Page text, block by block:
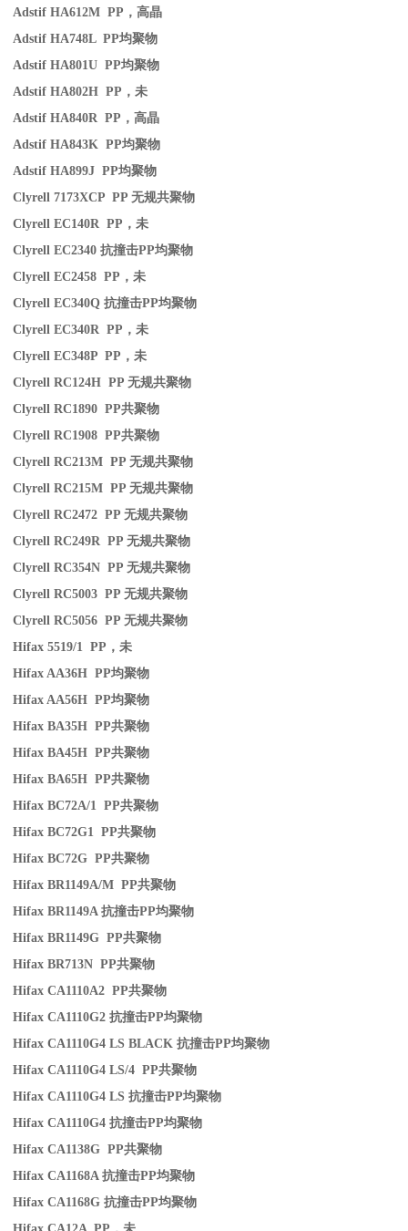
Adstif HA612M PP ，高晶
Adstif HA748L PP均聚物
Adstif HA801U PP均聚物
Adstif HA802H PP ，未
Adstif HA840R PP ，高晶
Adstif HA843K PP均聚物
Adstif HA899J PP均聚物
Clyrell 7173XCP PP无规共聚物
Clyrell EC140R PP ，未
Clyrell EC2340抗撞击PP均聚物
Clyrell EC2458 PP ，未
Clyrell EC340Q抗撞击PP均聚物
Clyrell EC340R PP ，未
Clyrell EC348P PP ，未
Clyrell RC124H PP无规共聚物
Clyrell RC1890 PP共聚物
Clyrell RC1908 PP共聚物
Clyrell RC213M PP无规共聚物
Clyrell RC215M PP无规共聚物
Clyrell RC2472 PP无规共聚物
Clyrell RC249R PP无规共聚物
Clyrell RC354N PP无规共聚物
Clyrell RC5003 PP无规共聚物
Clyrell RC5056 PP无规共聚物
Hifax 5519/1 PP ，未
Hifax AA36H PP均聚物
Hifax AA56H PP均聚物
Hifax BA35H PP共聚物
Hifax BA45H PP共聚物
Hifax BA65H PP共聚物
Hifax BC72A/1 PP共聚物
Hifax BC72G1 PP共聚物
Hifax BC72G PP共聚物
Hifax BR1149A/M PP共聚物
Hifax BR1149A抗撞击PP均聚物
Hifax BR1149G PP共聚物
Hifax BR713N PP共聚物
Hifax CA1110A2 PP共聚物
Hifax CA1110G2抗撞击PP均聚物
Hifax CA1110G4 LS BLACK抗撞击PP均聚物
Hifax CA1110G4 LS/4 PP共聚物
Hifax CA1110G4 LS抗撞击PP均聚物
Hifax CA1110G4抗撞击PP均聚物
Hifax CA1138G PP共聚物
Hifax CA1168A抗撞击PP均聚物
Hifax CA1168G抗撞击PP均聚物